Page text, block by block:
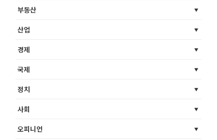
부동산
산업
경제
국제
정치
사회
오피니언